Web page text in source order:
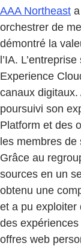
AAA Northeast
orchestrer de
démontré la
l’IA.
Experience
canaux
poursuivi son
Platform et des
les membres de
Grâce au
sources en un
obtenu une
et a pu exploiter
des
offres web